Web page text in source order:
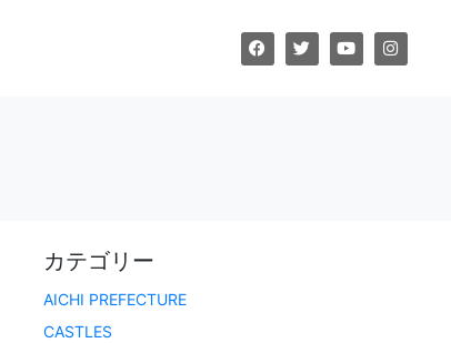
カテゴリー
AICHI PREFECTURE
CASTLES